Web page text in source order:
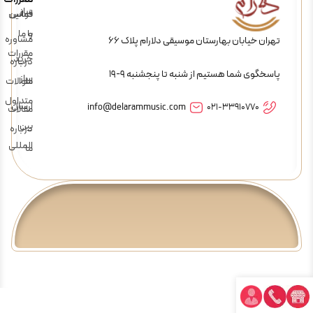
تهران خیابان بهارستان موسیقی دلارام پلاک 66
پاسخگوی شما هستیم از شنبه تا پنجشنبه 9-19
021-33910770
info@delarammusic.com
ساز
مشاوره
خرید
ساز
ارسال
بین
المللی
قوانین
و
مقررات
سوالات
متداول
درباره
ما
تماس
با ما
درباره
ما
مقالات